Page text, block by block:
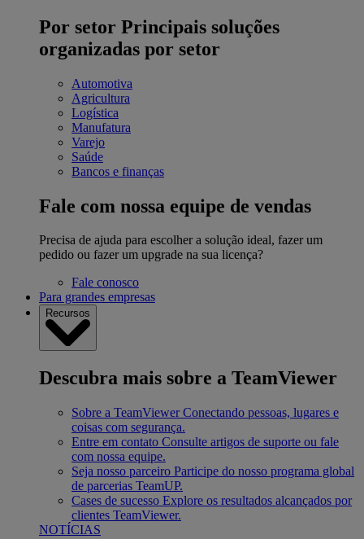
Por setor Principais soluções
organizadas por setor
Automotiva
Agricultura
Logística
Manufatura
Varejo
Saúde
Bancos e finanças
Fale com nossa equipe de vendas
Precisa de ajuda para escolher a solução ideal, fazer um
pedido ou fazer um upgrade na sua licença?
Fale conosco
Para grandes empresas
Recursos
Descubra mais sobre a TeamViewer
Sobre a TeamViewer Conectando pessoas, lugares e
coisas com segurança.
Entre em contato Consulte artigos de suporte ou fale
com nossa equipe.
Seja nosso parceiro Participe do nosso programa global
de parcerias TeamUP.
Cases de sucesso Explore os resultados alcançados por
clientes TeamViewer.
NOTÍCIAS